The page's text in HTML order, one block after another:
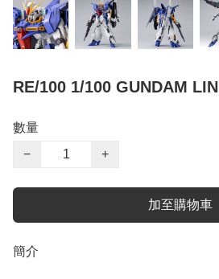
RE/100 1/100 GUNDAM
數量
−
+
加至購物車
簡介